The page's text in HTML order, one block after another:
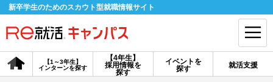
新卒学生のためのスカウト型就職情報サイト
【4年生】
採用情報を
探す
【1～3年生】
インターンを探す
イベントを
探す
就活支援
会員登録 ログイン